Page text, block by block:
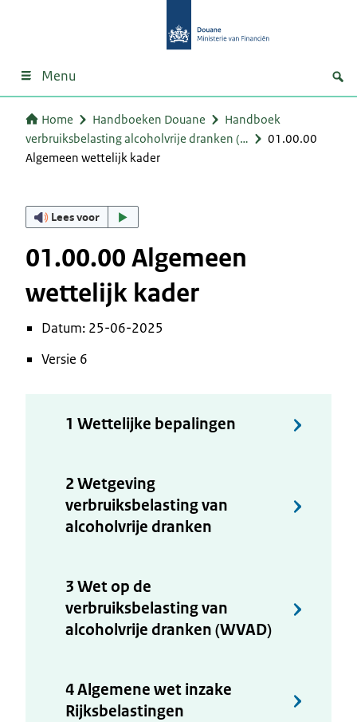
Menu
Home Handboeken Douane
Handboek
verbruiksbelasting alcoholvrije dranken (…
01.00.00
Algemeen wettelijk kader
Lees voor
01.00.00 Algemeen
wettelijk kader
Datum: 25-06-2025
Versie 6
1 Wettelijke bepalingen
2 Wetgeving
verbruiksbelasting van
alcoholvrije dranken
3 Wet op de
verbruiksbelasting van
alcoholvrije dranken (WVAD)
4 Algemene wet inzake
Rijksbelastingen